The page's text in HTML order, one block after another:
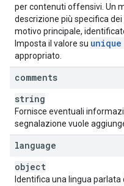
per contenuti offensivi. Un
descrizione più specifica
motivo principale,
Imposta il valore su
appropriato.
comments
string
Fornisce eventuali
segnalazione vuole
language
object
Identifica una lingua parlata